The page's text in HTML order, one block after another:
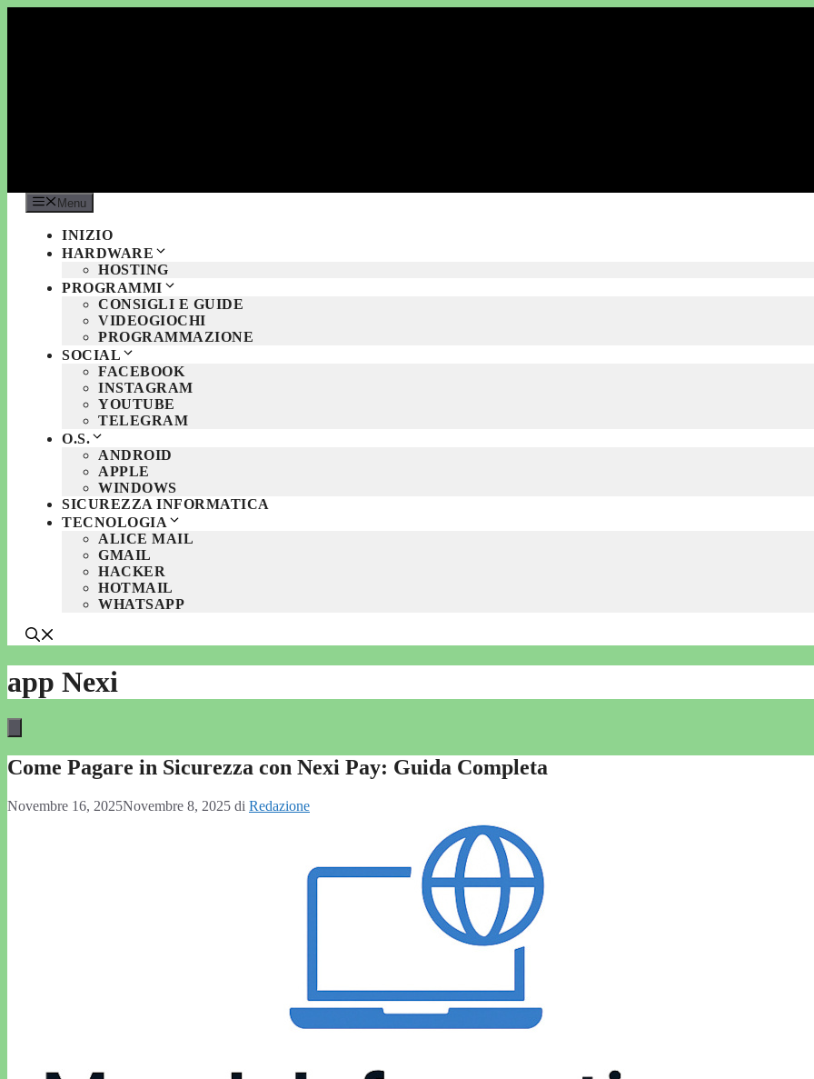
Menu
INIZIO
HARDWARE
HOSTING
PROGRAMMI
CONSIGLI E GUIDE
VIDEOGIOCHI
PROGRAMMAZIONE
SOCIAL
FACEBOOK
INSTAGRAM
YOUTUBE
TELEGRAM
O.S.
ANDROID
APPLE
WINDOWS
SICUREZZA INFORMATICA
TECNOLOGIA
ALICE MAIL
GMAIL
HACKER
HOTMAIL
WHATSAPP
app Nexi
Come Pagare in Sicurezza con Nexi Pay: Guida Completa
Novembre 16, 2025Novembre 8, 2025 di Redazione